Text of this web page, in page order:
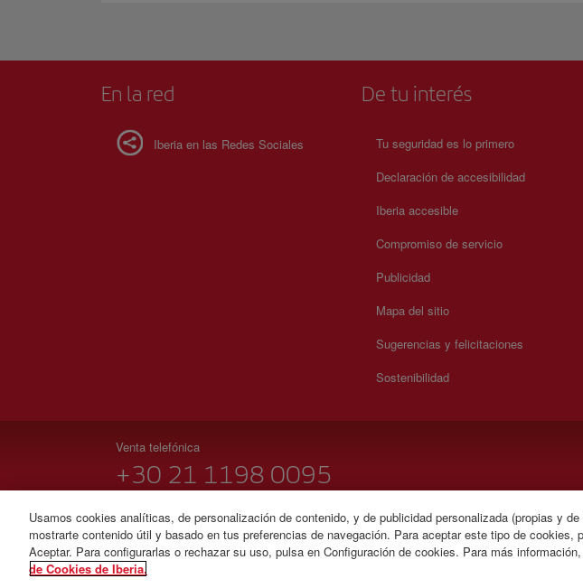
En la red
Iberia en las Redes Sociales
De tu interés
Tu seguridad es lo primero
Declaración de accesibilidad
Iberia accesible
Compromiso de servicio
Publicidad
Mapa del sitio
Sugerencias y felicitaciones
Sostenibilidad
Venta telefónica
+30 21 1198 0095
© Iberia 2026
Usamos cookies analíticas, de personalización de contenido, y de publicidad personalizada (propias y de
mostrarte contenido útil y basado en tus preferencias de navegación. Para aceptar este tipo de cookies,
Aceptar. Para configurarlas o rechazar su uso, pulsa en Configuración de cookies. Para más
de Cookies de Iberia.